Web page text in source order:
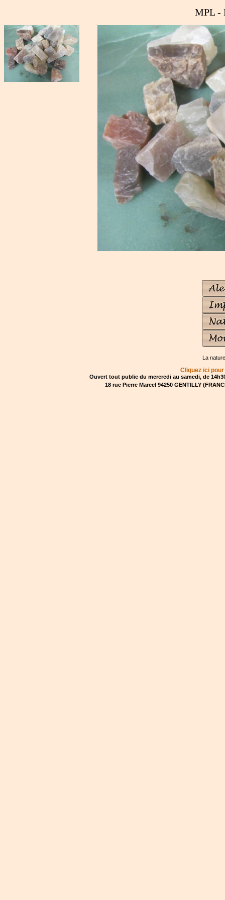
MPL -
La
Cliquez ici
Ouvert tout public du mercredi au samedi, de
18 rue Pierre Marcel 94250 GENTILLY